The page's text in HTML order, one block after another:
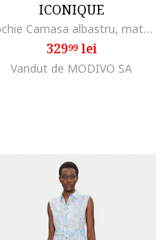
ICONIQUE
Rochie Camasa albastru, material de calitate
32999lei
Vandut de MODIVO SA